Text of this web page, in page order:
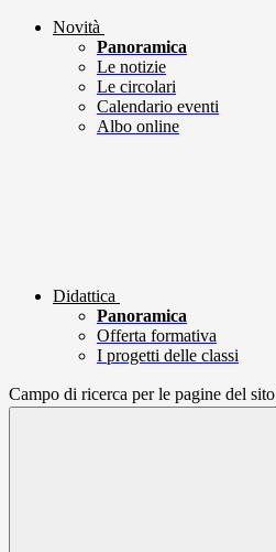
Novità
Panoramica
Le notizie
Le circolari
Calendario eventi
Albo online
Didattica
Panoramica
Offerta formativa
I progetti delle classi
Campo di ricerca per le pagine del sito